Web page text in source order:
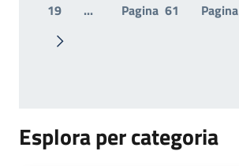
19
... Pagina 61 Pagina
Pagina successiva
Esplora per categoria